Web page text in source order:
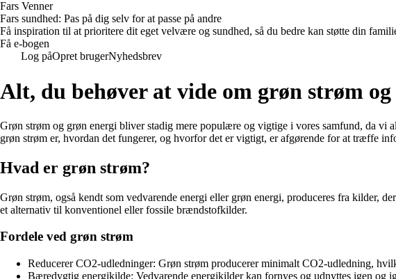
Fars Venner
Fars sundhed: Pas på dig selv for at passe på andre
Få inspiration til at prioritere dit eget velvære og sundhed, så du bedre kan støtte din
Få e-bogen
Log påOpret brugerNyhedsbrev
Alt, du behøver at vide om grøn strøm
Grøn strøm og grøn energi bliver stadig mere populære og vigtige i vores samfund, da
grøn strøm er, hvordan det fungerer, og hvorfor det er vigtigt, er afgørende for at træffe
Hvad er grøn strøm?
Grøn strøm, også kendt som vedvarende energi eller grøn energi, produceres fra kilder,
et alternativ til konventionel eller fossile brændstofkilder.
Fordele ved grøn strøm
Reducerer CO2-udledninger: Grøn strøm producerer minimalt CO2-udledning,
Bæredygtig energikilde: Vedvarende energikilder kan fornyes og udnyttes igen og